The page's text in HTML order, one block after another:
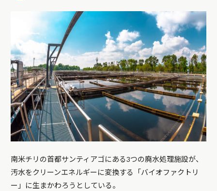
南米チリの首都サンティアゴにある3つの廃水処理施設が、
汚水をクリーンエネルギーに変換する「バイオファクトリ
ー」に生まかわろうとしている。